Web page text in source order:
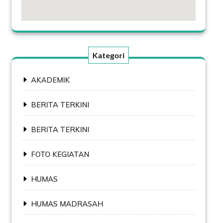
Kategori
AKADEMIK
BERITA TERKINI
BERITA TERKINI
FOTO KEGIATAN
HUMAS
HUMAS MADRASAH